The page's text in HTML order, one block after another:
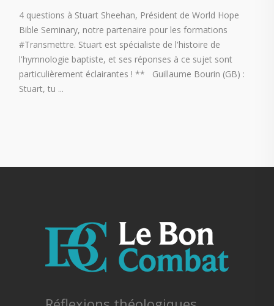
4 questions à Stuart Sheehan, Président de World Hope
Bible Seminary, notre partenaire pour les formations
#Transmettre. Stuart est spécialiste de l'histoire de
l'hymnologie baptiste, et ses réponses à ce sujet sont
particulièrement éclairantes ! ** Guillaume Bourin (GB) :
Stuart, tu